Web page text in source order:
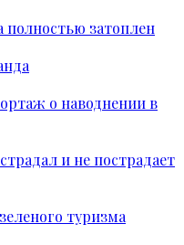
затоплен
о наводнении в
и не пострадает
туризма